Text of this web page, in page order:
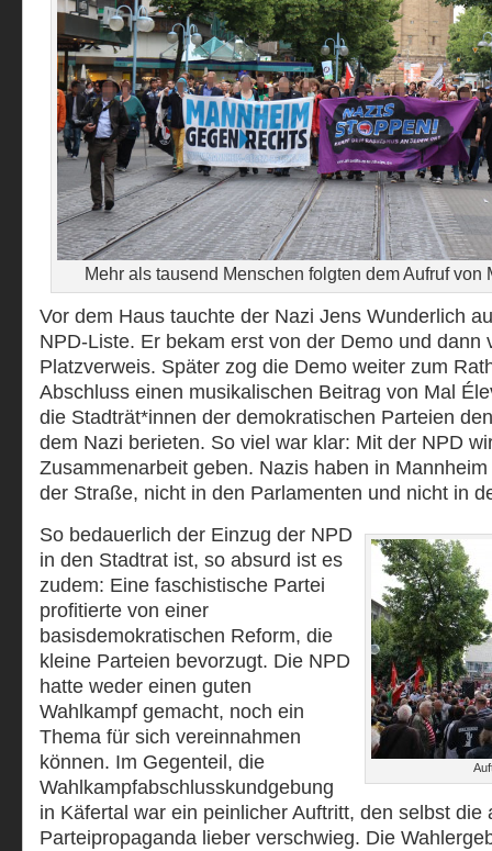
Mehr als tausend Menschen folgten dem Aufruf von
Vor dem Haus tauchte der Nazi Jens Wunderlich
NPD-Liste. Er bekam erst von der Demo und dann
Platzverweis. Später zog die Demo weiter zum
Abschluss einen musikalischen Beitrag von Mal
die Stadträt*innen der demokratischen Parteien
dem Nazi berieten. So viel war klar: Mit der NPD
Zusammenarbeit geben. Nazis haben in
der Straße, nicht in den Parlamenten und nicht in
So bedauerlich der Einzug der NPD
in den Stadtrat ist, so absurd ist es
zudem: Eine faschistische Partei
profitierte von einer
basisdemokratischen Reform, die
kleine Parteien bevorzugt. Die NPD
hatte weder einen guten
Wahlkampf gemacht, noch ein
Thema für sich vereinnahmen
können. Im Gegenteil, die
Wahlkampfabschlusskundgebung
in Käfertal war ein peinlicher Auftritt, den selbst die
Parteipropaganda lieber verschwieg. Die